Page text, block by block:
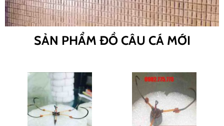
SẢN PHẨM ĐỒ CÂU CÁ MỚI